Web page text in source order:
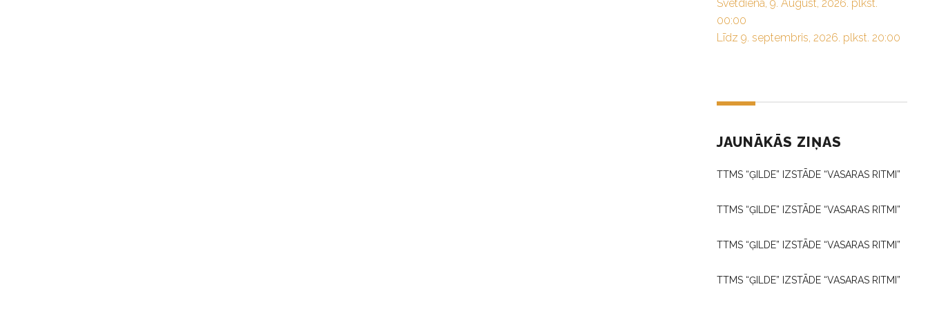
Svētdiena, 9. August, 2026. plkst.
00:00
Līdz 9. septembris, 2026. plkst. 20:00
JAUNĀKĀS ZIŅAS
TTMS “ĢILDE” IZSTĀDE “VASARAS RITMI”
TTMS “ĢILDE” IZSTĀDE “VASARAS RITMI”
TTMS “ĢILDE” IZSTĀDE “VASARAS RITMI”
TTMS “ĢILDE” IZSTĀDE “VASARAS RITMI”